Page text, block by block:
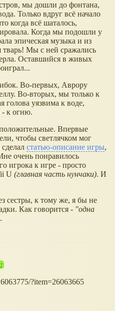
мы дошли до фонтана,
Только вдруг всё начало
когда всё шаталось,
Когда мы подошли у
эпическая музыка и из
тварь! Мы с ней сражались
Оставшийся в живых
Во-первых, Аврору
Во-вторых, мы только к
голова уязвима к воде,
- к огню.
Впервые
чтобы светлячком мог
статью-описание игры,
очень понравилось
игрока к игре - просто
U (главная часть нунчаки). И
сестры, к тому же, я бы не
Как говорится - "одна
.
?item=26063665